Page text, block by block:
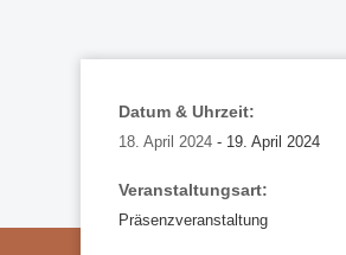
Datum & Uhrzeit:
18. April 2024- 19. April 2024
Veranstaltungsart:
Präsenzveranstaltung